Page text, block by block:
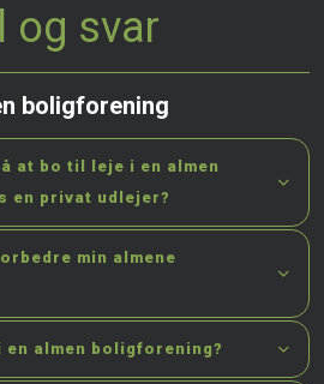
og svar
boligforening
at bo til leje i en almen
en privat udlejer?
min almene
en almen boligforening?